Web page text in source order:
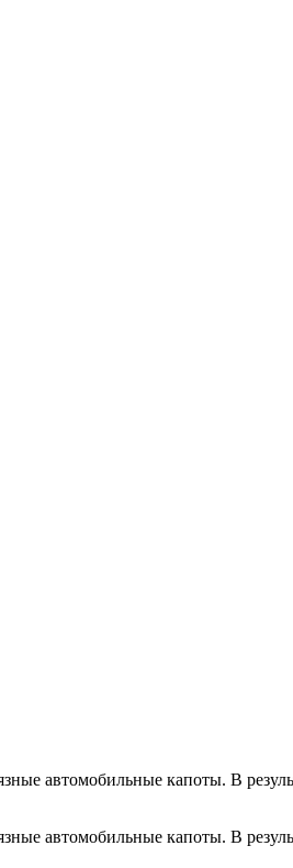
автомобильные капоты. В
автомобильные капоты. В